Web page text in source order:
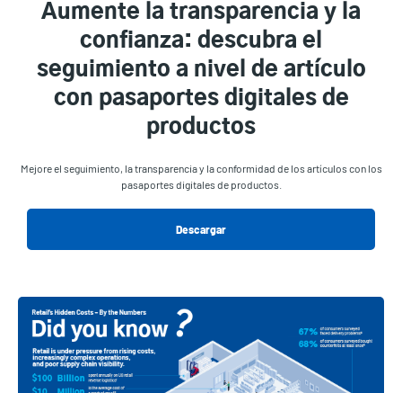
Aumente la transparencia y la
confianza: descubra el
seguimiento a nivel de artículo
con pasaportes digitales de
productos
Mejore el seguimiento, la transparencia y la conformidad de los artículos con los
pasaportes digitales de productos.
Descargar